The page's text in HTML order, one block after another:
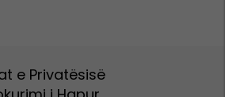
e Privatësisë